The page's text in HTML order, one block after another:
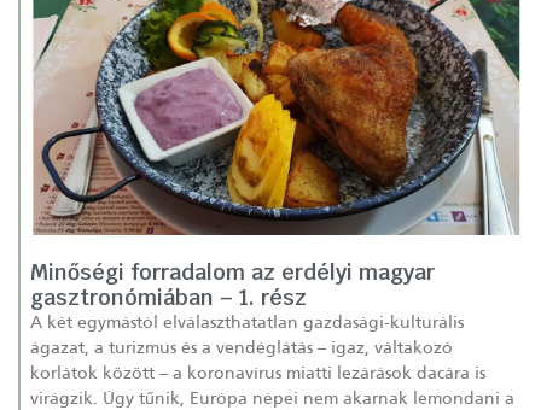
Minőségi forradalom az erdélyi magyar
gasztronómiában – 1. rész
A két egymástól elválaszthatatlan gazdasági-kulturális
ágazat, a turizmus és a vendéglátás – igaz, váltakozó
korlátok között – a koronavírus miatti lezárások dacára is
virágzik. Úgy tűnik, Európa népei nem akarnak lemondani a